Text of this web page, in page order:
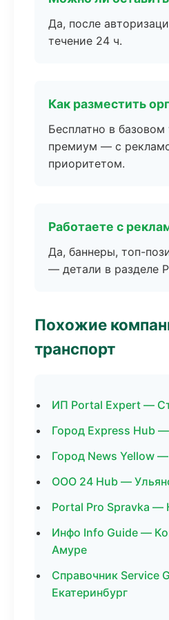
Да, после
течение 24 ч.
Как разместить
Бесплатно в базовом
премиум — с
приоритетом.
Работаете с
Да, баннеры, топ-
— детали в разделе
Похожие
транспорт
ИП Portal Expert —
Город Express Hub
Город News Yellow
ООО 24 Hub —
Portal Pro Spravka —
Инфо Info Guide —
Амуре
Справочник Service
Екатеринбург